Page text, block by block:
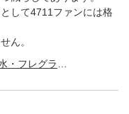
して4711ファンには格
ん。